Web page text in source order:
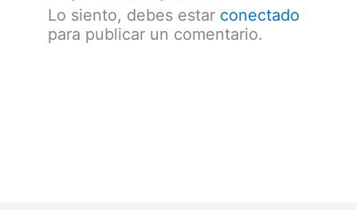
Lo siento, debes estar conectado
para publicar un comentario.